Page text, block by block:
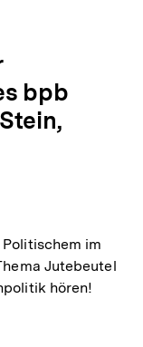
bpb
im
Jutebeutel
hören!